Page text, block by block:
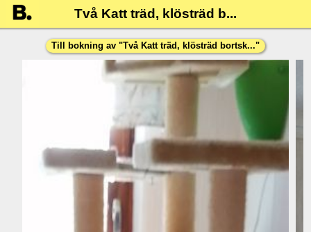
Två Katt träd, klösträd b...
Till bokning av "Två Katt träd, klösträd bortsk..."